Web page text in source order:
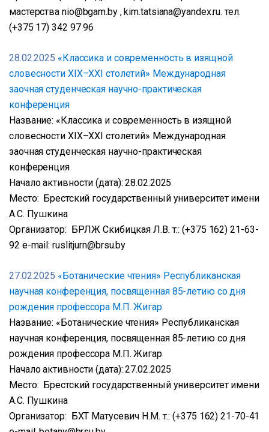
мастерства nio@bgam.by , kim.tatsiana@yandex.ru. тел.
(+375 17) 342 97 96
28.02.2025 «Классика и современность в изящной
словесности XIX–XXI столетий» Международная
заочная студенческая научно-практическая
конференция
Название: «Классика и современность в изящной
словесности XIX–XXI столетий» Международная
заочная студенческая научно-практическая
конференция
Начало активности (дата): 28.02.2025
Место: Брестский государственный университет имени
А.С. Пушкина
Организатор: БРЛЖ Скибицкая Л.В. т.: (+375 162) 21-63-
92 e-mail: ruslitjurn@brsu.by
27.02.2025 «Ботанические чтения» Республиканская
научная конференция, посвященная 85-летию со дня
рождения профессора М.П. Жигар
Название: «Ботанические чтения» Республиканская
научная конференция, посвященная 85-летию со дня
рождения профессора М.П. Жигар
Начало активности (дата): 27.02.2025
Место: Брестский государственный университет имени
А.С. Пушкина
Организатор: БХТ Матусевич Н.М. т.: (+375 162) 21-70-41